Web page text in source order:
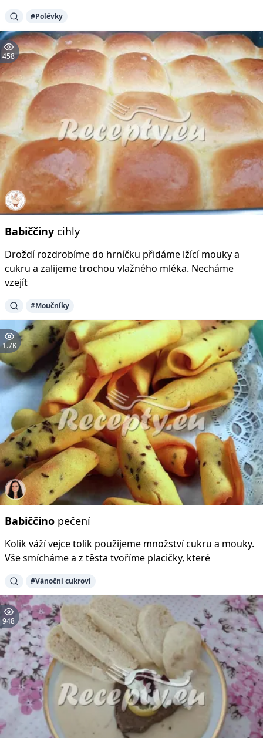
#Polévky
458
Babiččiny cihly
Droždí rozdrobíme do hrníčku přidáme lžící mouky a
cukru a zalijeme trochou vlažného mléka. Necháme
vzejít
#Moučníky
1.7K
Babiččino pečení
Kolik váží vejce tolik použijeme množství cukru a mouky.
Vše smícháme a z těsta tvoříme placičky, které
#Vánoční cukroví
948